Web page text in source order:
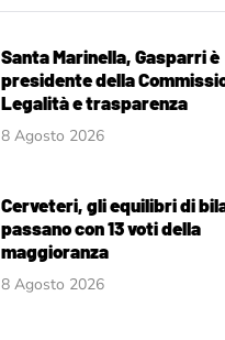
Santa Marinella, Gasparri è
presidente della
Legalità e trasparenza
8 Agosto 2026
Cerveteri, gli equilibri di
passano con 13 voti della
maggioranza
8 Agosto 2026